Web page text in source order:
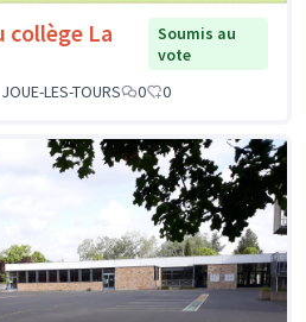
collège La
Soumis au
vote
LES-TOURS
0 0